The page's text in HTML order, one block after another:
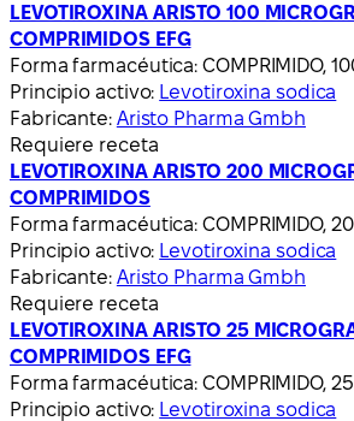
LEVOTIROXINA ARISTO 100
COMPRIMIDOS EFG
Forma farmacéutica: COMPRIMIDO,
Principio activo: Levotiroxina sodica
Fabricante: Aristo Pharma Gmbh
Requiere receta
LEVOTIROXINA ARISTO 200
COMPRIMIDOS
Forma farmacéutica: COMPRIMIDO,
Principio activo: Levotiroxina sodica
Fabricante: Aristo Pharma Gmbh
Requiere receta
LEVOTIROXINA ARISTO 25
COMPRIMIDOS EFG
Forma farmacéutica: COMPRIMIDO,
Principio activo: Levotiroxina sodica